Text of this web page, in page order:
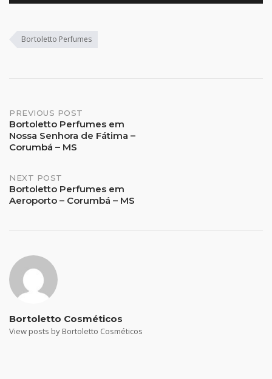
Bortoletto Perfumes
Post
navigation
PREVIOUS POST
Bortoletto Perfumes em
Nossa Senhora de Fátima –
Corumbá – MS
NEXT POST
Bortoletto Perfumes em
Aeroporto – Corumbá – MS
Bortoletto Cosméticos
View posts by Bortoletto Cosméticos